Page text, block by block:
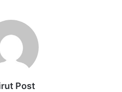
وفيما التحضيرات تتسارع ليوم الأحد
عنه عضو الكونغرس الأميركي داريل
مع عضوين من الكونغرس. يقول
الخمس : “انسحبت القوات
Post